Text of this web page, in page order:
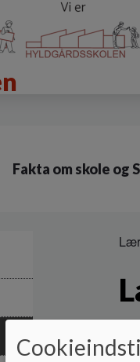
Fakta om skole og